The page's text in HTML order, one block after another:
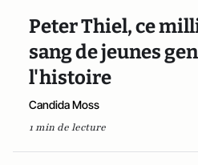
Peter Thiel, ce
sang de jeunes
l'histoire
Candida Moss
1 min de lecture